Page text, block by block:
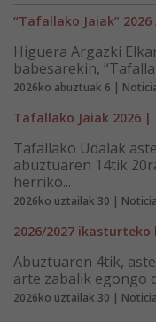
“Tafallako Jaiak”
Higuera Argazki
babesarekin,
2026ko abuztuak 6 |
Tafallako Jaiak 2026
Tafallako Udalak
abuztuaren 14tik
herriko...
2026ko uztailak 30 |
2026/2027
Abuztuaren 4tik,
arte zabalik egongo
2026ko uztailak 30 |